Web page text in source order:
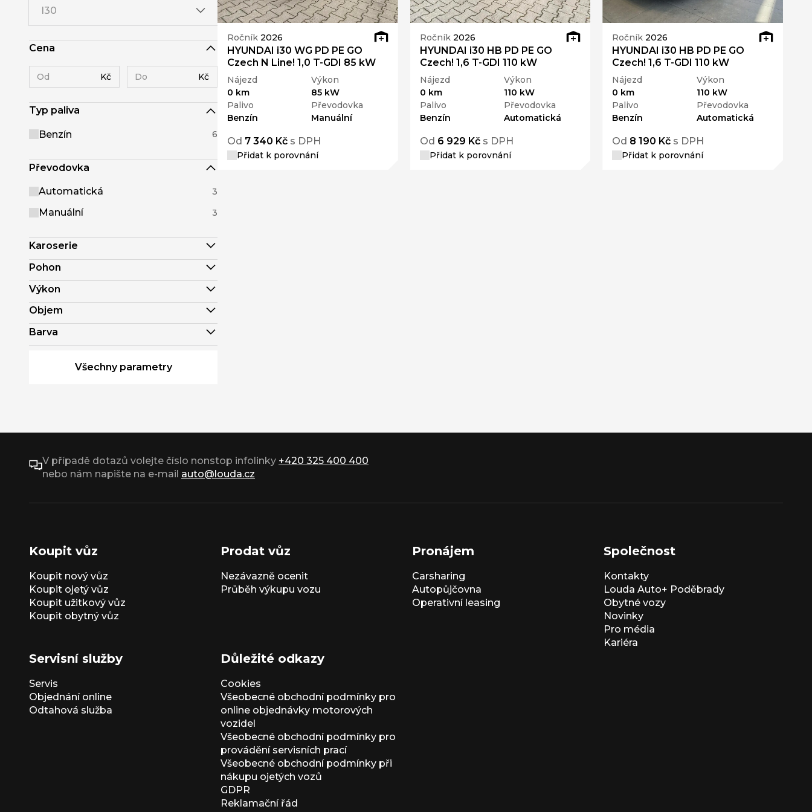
I30
Cena
Kč Kč
Typ paliva
Benzín 6
Převodovka
Automatická 3
Manuální 3
Karoserie
Pohon
Výkon
Objem
Barva
Všechny parametry
Ročník 2026
HYUNDAI i30 WG PD PE GO
Czech N Line! 1,0 T-GDI 85 kW
Nájezd
0 km
Výkon
85 kW
Palivo
Benzín
Převodovka
Manuální
Od 7 340 Kč s DPH
Přidat k porovnání
Ročník 2026
HYUNDAI i30 HB PD PE GO
Czech! 1,6 T-GDI 110 kW
Nájezd
0 km
Výkon
110 kW
Palivo
Benzín
Převodovka
Automatická
Od 6 929 Kčs DPH
Přidat k porovnání
Ročník 2026
HYUNDAI i30 HB PD PE GO
Czech! 1,6 T-GDI 110 kW
Nájezd
0 km
Výkon
110 kW
Palivo
Benzín
Převodovka
Automatická
Od 8 190 Kč s DPH
Přidat k porovnání
V případě dotazů volejte číslo nonstop infolinky +420 325 400 400
nebo nám napište na e-mail auto@louda.cz
Koupit vůz
Koupit nový vůz
Koupit ojetý vůz
Koupit užitkový vůz
Koupit obytný vůz
Prodat vůz
Nezávazně ocenit
Průběh výkupu vozu
Pronájem
Carsharing
Autopůjčovna
Operativní leasing
Společnost
Kontakty
Louda Auto+ Poděbrady
Obytné vozy
Novinky
Pro média
Kariéra
Servisní služby
Servis
Objednání online
Odtahová služba
Důležité odkazy
Cookies
Všeobecné obchodní podmínky pro
online objednávky motorových
vozidel
Všeobecné obchodní podmínky pro
provádění servisních prací
Všeobecné obchodní podmínky při
nákupu ojetých vozů
GDPR
Reklamační řád